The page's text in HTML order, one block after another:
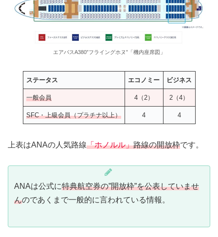
エアバスA380”フライングホヌ”「機内座席図」
ステータス エコノミー ビジネス
一般会員 4（2） 2（4）
SFC・上級会員（プラチナ以上） 4 4
上表はANAの人気路線「ホノルル」路線の開放枠です。
ANAは公式に特典航空券の”開放枠”を公表していませ
んのであくまで一般的に言われている情報。